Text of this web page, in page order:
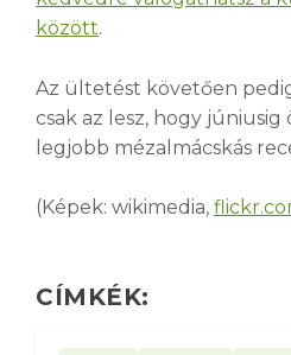
között.
Az ültetést követően
csak az lesz, hogy júniusig
legjobb mézalmácskás
(Képek: wikimedia,
CÍMKÉK: